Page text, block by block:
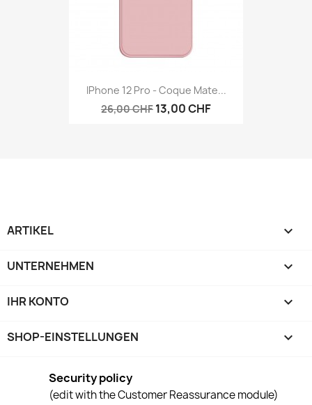
IPhone 12 Pro - Coque Mate...
26,00 CHF 13,00 CHF
ARTIKEL 
UNTERNEHMEN 
IHR KONTO 
SHOP-EINSTELLUNGEN keyboard_arrow_down
Security policy
(edit with the Customer Reassurance module)